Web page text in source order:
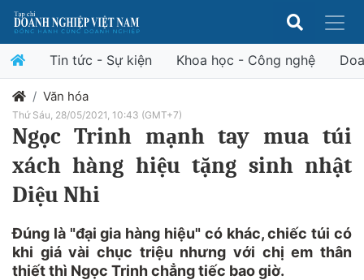
Tin tức - Sự kiện Khoa học - Công nghệ
Văn hóa
Thứ Sáu, 28/05/2021, 10:43 (GMT+7)
Ngọc Trinh mạnh tay mua túi
xách hàng hiệu tặng sinh nhật
Diệu Nhi
Đúng là "đại gia hàng hiệu" có khác, chiếc túi có
khi giá vài chục triệu nhưng với chị em thân
thiết thì Ngọc Trinh chẳng tiếc bao giờ.